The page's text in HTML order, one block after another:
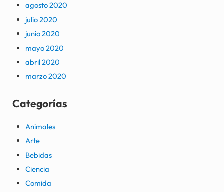
agosto 2020
julio 2020
junio 2020
mayo 2020
abril 2020
marzo 2020
Categorías
Animales
Arte
Bebidas
Ciencia
Comida